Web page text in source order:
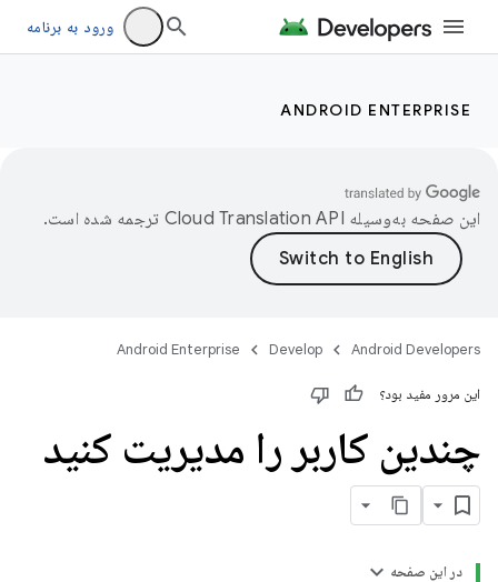
ورود به برنامه
ANDROID ENTERPRISE
این صفحه به‌وسیله ترجمه شده است.
Android Developers
Develop
Android Enterprise
این مرور مفید بود؟
چندین کاربر را مدیریت کنید
در این صفحه